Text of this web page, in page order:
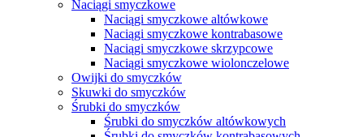
Naciągi smyczkowe
Naciągi smyczkowe altówkowe
Naciągi smyczkowe kontrabasowe
Naciągi smyczkowe skrzypcowe
Naciągi smyczkowe wiolonczelowe
Owijki do smyczków
Skuwki do smyczków
Śrubki do smyczków
Śrubki do smyczków altówkowych